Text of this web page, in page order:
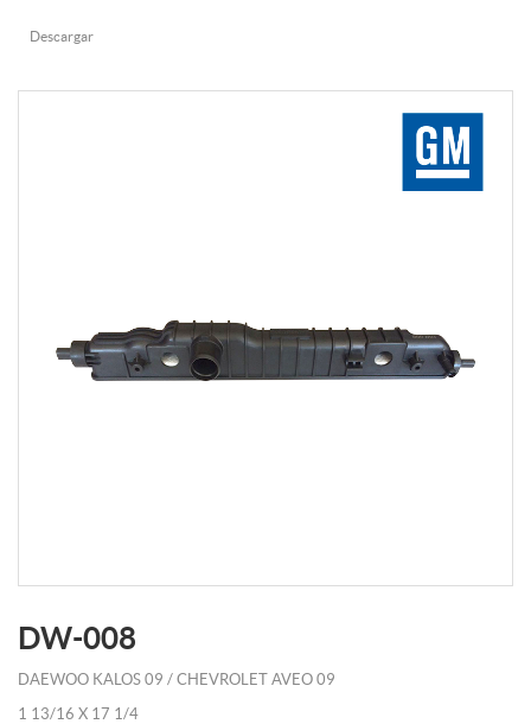
Descargar
DW-008
DAEWOO KALOS 09 / CHEVROLET AVEO 09
1 13/16 X 17 1/4